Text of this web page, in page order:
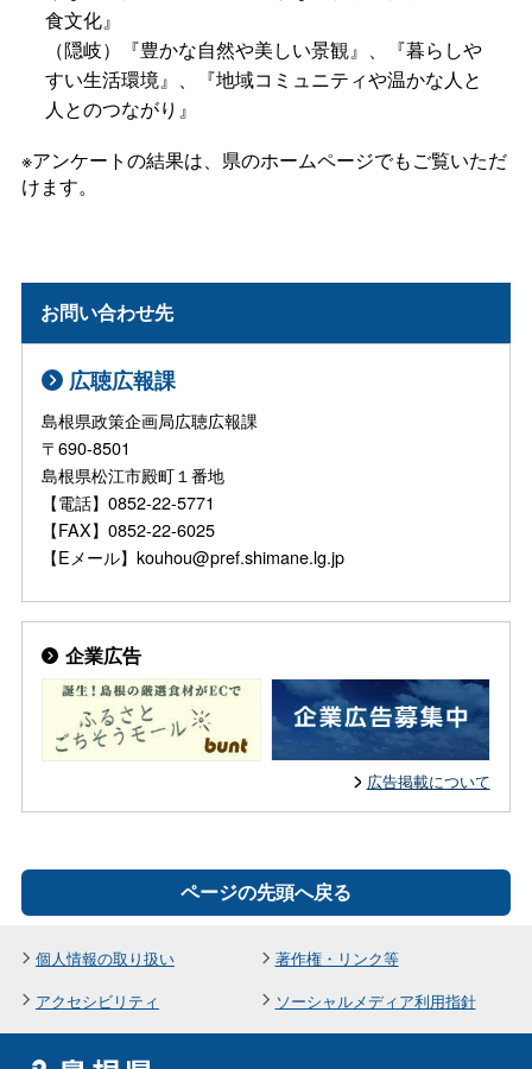
食文化』
（隠岐）『豊かな自然や美しい景観』、『暮らしや
すい生活環境』、『地域コミュニティや温かな人と
人とのつながり』
※アンケートの結果は、県のホームページでもご覧いただ
けます。
お問い合わせ先
広聴広報課
島根県政策企画局広聴広報課
〒690-8501
島根県松江市殿町１番地
【電話】0852-22-5771
【FAX】0852-22-6025
【Eメール】kouhou@pref.shimane.lg.jp
企業広告
広告掲載について
ページの先頭へ戻る
個人情報の取り扱い
著作権・リンク等
アクセシビリティ
ソーシャルメディア利用指針